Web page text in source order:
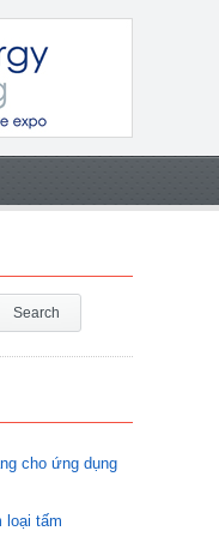
cho ứng dụng
loại tấm